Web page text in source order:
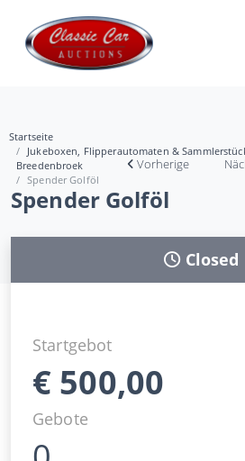
Startseite
Jukeboxen, Flipperautomaten &
Breedenbroek
Spender Golföl
Vorherige
Spender Golföl
Closed
Startgebot
€ 500,00
Gebote